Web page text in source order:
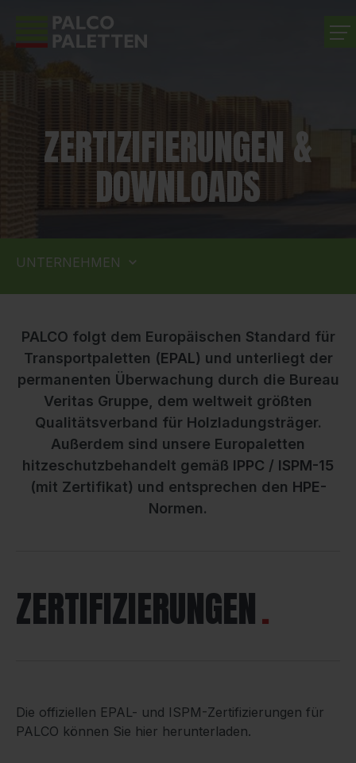
PRODUKTE
LEISTUNGEN
UNTERNEHMEN
ZERTIZIFIERUNGEN &
DOWNLOADS
PALCO folgt dem Europäischen Standard für
Transportpaletten (EPAL) und unterliegt der
permanenten Überwachung durch die Bureau
Veritas Gruppe, dem weltweit größten
Qualitätsverband für Holzladungsträger.
Außerdem sind unsere Europaletten
hitzeschutzbehandelt gemäß IPPC / ISPM-15
(mit Zertifikat) und entsprechen den HPE-
Normen.
ZERTIFIZIERUNGEN
Die offiziellen EPAL- und ISPM-Zertifizierungen für
PALCO können Sie hier herunterladen.